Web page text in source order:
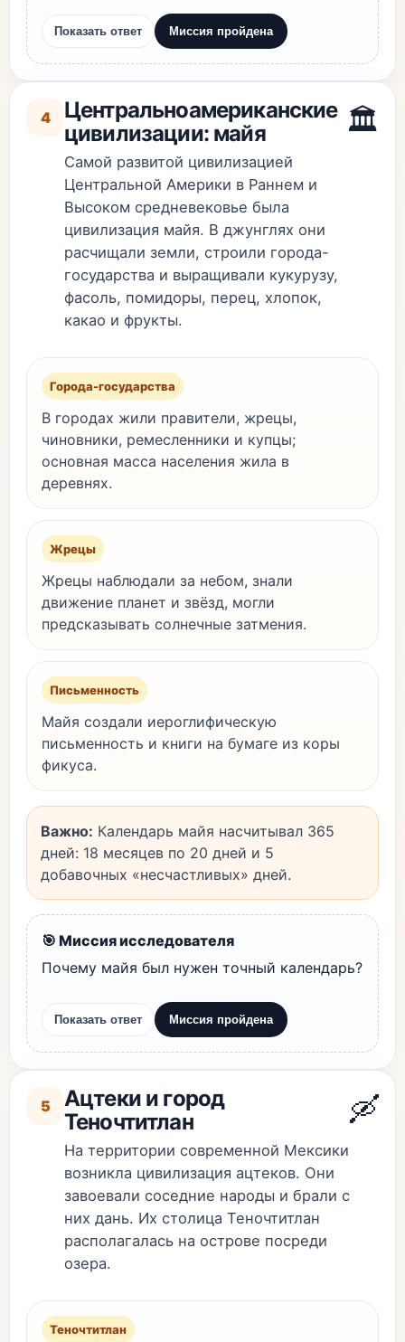
Показать ответ Миссия пройдена
4
Центральноамериканские
цивилизации: майя
Самой развитой цивилизацией
Центральной Америки в Раннем и
Высоком средневековье была
цивилизация майя. В джунглях они
расчищали земли, строили города-
государства и выращивали кукурузу,
фасоль, помидоры, перец, хлопок,
какао и фрукты.
🏛️
Города-государства
В городах жили правители, жрецы,
чиновники, ремесленники и купцы;
основная масса населения жила в
деревнях.
Жрецы
Жрецы наблюдали за небом, знали
движение планет и звёзд, могли
предсказывать солнечные затмения.
Письменность
Майя создали иероглифическую
письменность и книги на бумаге из коры
фикуса.
Важно: Календарь майя насчитывал 365
дней: 18 месяцев по 20 дней и 5
добавочных «несчастливых» дней.
🎯 Миссия исследователя
Почему майя был нужен точный календарь?
Показать ответ Миссия пройдена
5
Ацтеки и город
Теночтитлан
На территории современной Мексики
возникла цивилизация ацтеков. Они
завоевали соседние народы и брали с
них дань. Их столица Теночтитлан
располагалась на острове посреди
озера.
🛶
Теночтитлан